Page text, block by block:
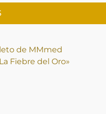
de MMmed
Fiebre del Oro»